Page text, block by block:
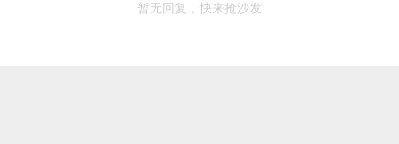
暂无回复，快来抢沙发